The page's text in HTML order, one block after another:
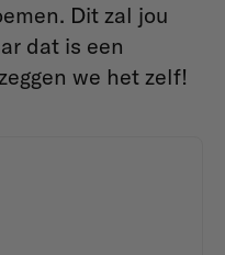
Dit zal jou
dat is een
we het zelf!